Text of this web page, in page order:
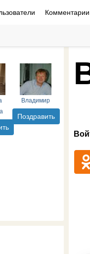
Комментарии
Владимир
Поздравить